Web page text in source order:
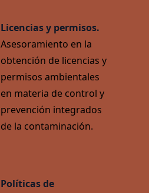
Licencias y permisos.
Asesoramiento en la
obtención de licencias y
permisos ambientales
en materia de control y
prevención integrados
de la contaminación.
Políticas de